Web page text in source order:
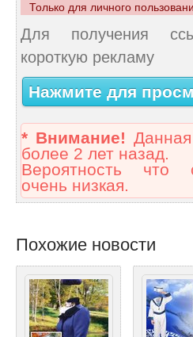
Только для личного
Для получения
короткую рекламу
Нажмите для
* Внимание!
более 2 лет назад.
Вероятность что
очень низкая.
Похожие новости